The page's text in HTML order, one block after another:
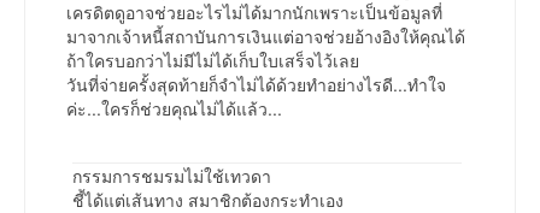
เครดิตดูอาจช่วยอะไรไม่ได้มากนักเพราะเป็นข้อมูลที่
มาจากเจ้าหนี้สถาบันการเงินแต่อาจช่วยอ้างอิงให้คุณได้
ถ้าใครบอกว่าไม่มีไม่ได้เก็บใบเสร็จไว้เลย
วันที่จ่ายครั้งสุดท้ายก็จำไม่ได้ด้วยทำอย่างไรดี...ทำใจ
ค่ะ...ใครก็ช่วยคุณไม่ได้แล้ว...
กรรมการชมรมไม่ใช้เทวดา
ชี้ได้แต่เส้นทาง สมาชิกต้องกระทำเอง